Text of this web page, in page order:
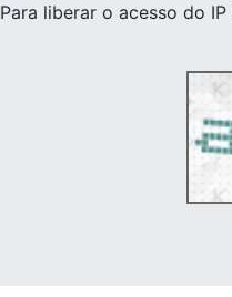
Para liberar o acesso do IP